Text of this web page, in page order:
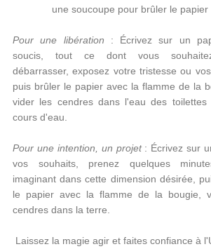
une soucoupe pour brûler le papier
Pour une libération : Écrivez sur un
soucis, tout ce dont vous
débarrasser, exposez votre tristesse ou
puis brûler le papier avec la flamme de la
vider les cendres dans l'eau des toilettes
cours d'eau.
Pour une intention, un projet: Écrivez sur
vos souhaits, prenez quelques
imaginant dans cette dimension désirée,
le papier avec la flamme de la bougie,
cendres dans la terre.
Laissez la magie agir et faites confiance à